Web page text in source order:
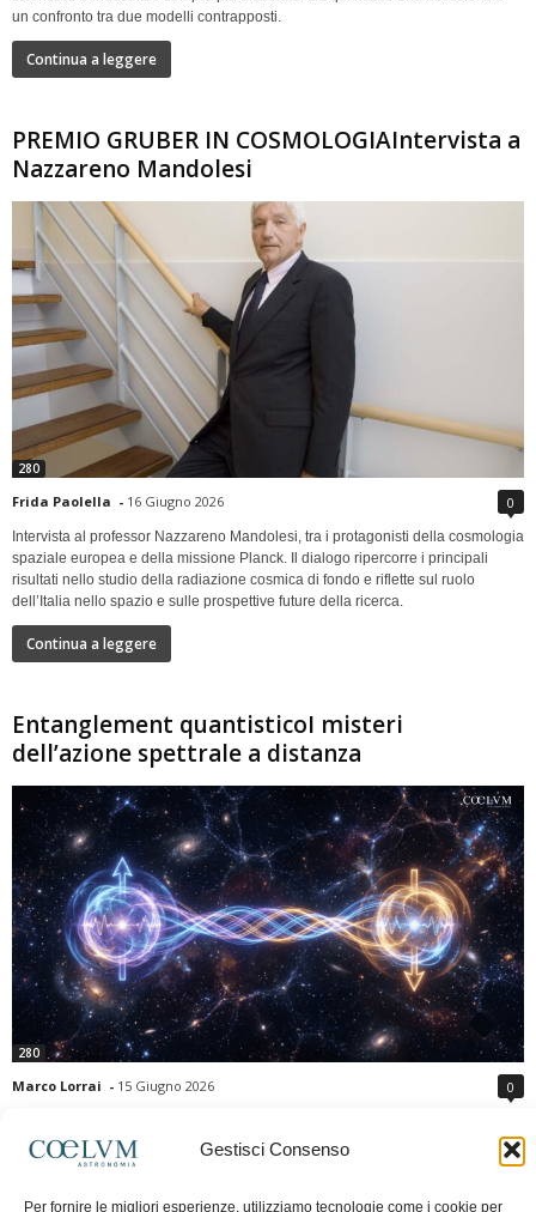
Gestisci Consenso
Per fornire le migliori esperienze, utilizziamo tecnologie come i cookie per
un confronto tra due modelli contrapposti.
Continua a leggere
PREMIO GRUBER IN COSMOLOGIAIntervista a
Nazzareno Mandolesi
280
Frida Paolella - 16 Giugno 2026 0
Intervista al professor Nazzareno Mandolesi, tra i protagonisti della cosmologia
spaziale europea e della missione Planck. Il dialogo ripercorre i principali
risultati nello studio della radiazione cosmica di fondo e riflette sul ruolo
dell’Italia nello spazio e sulle prospettive future della ricerca.
Continua a leggere
Entanglement quantisticoI misteri
dell’azione spettrale a distanza
280
Marco Lorrai - 15 Giugno 2026 0
moderna: due particelle possono mostrare correlazioni che sembrano ignorare
la distanza che le separa. Gli esperimenti e i teoremi di Bell hanno escluso le
previsioni della meccanica quantistica. Nonostante ciò, l'entanglement non